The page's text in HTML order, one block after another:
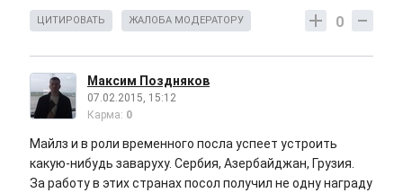
0
ЦИТИРОВАТЬ ЖАЛОБА МОДЕРАТОРУ
Максим Поздняков
07.02.2015, 15:12
Карма: 0
Майлз и в роли временного посла успеет устроить
какую-нибудь заваруху. Сербия, Азербайджан, Грузия.
За работу в этих странах посол получил не одну награду